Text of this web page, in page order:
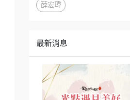
薛宏瑋
最新消息